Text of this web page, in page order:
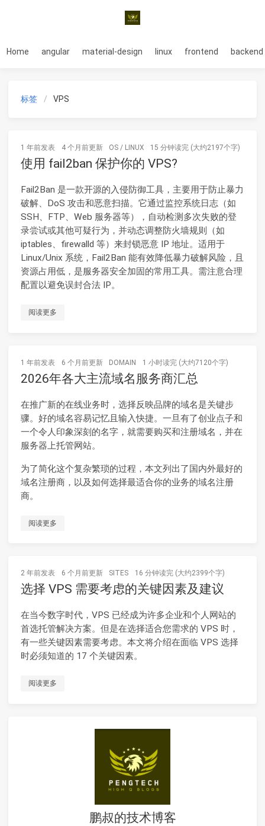
Home angular material-design linux frontend backend
标签 VPS
1 年前发表 4 个月前更新 OS / LINUX 15 分钟读完 (大约2197个字)
使用 fail2ban 保护你的 VPS?
Fail2Ban 是一款开源的入侵防御工具，主要用于防止暴力
破解、DoS 攻击和恶意扫描。它通过监控系统日志（如
SSH、FTP、Web 服务器等），自动检测多次失败的登
录尝试或其他可疑行为，并动态调整防火墙规则（如
iptables、firewalld 等）来封锁恶意 IP 地址。适用于
Linux/Unix 系统，Fail2Ban 能有效降低暴力破解风险，且
资源占用低，是服务器安全加固的常用工具。需注意合理
配置以避免误封合法 IP。
阅读更多
1 年前发表 6 个月前更新 DOMAIN 1 小时读完 (大约7120个字)
2026年各大主流域名服务商汇总
在推广新的在线业务时，选择反映品牌的域名是关键步
骤。好的域名容易记忆且输入快捷。一旦有了创业点子和
一个令人印象深刻的名字，就需要购买和注册域名，并在
服务器上托管网站。
为了简化这个复杂繁琐的过程，本文列出了国内外最好的
域名注册商，以及如何选择最适合你的业务的域名注册
商。
阅读更多
2 年前发表 6 个月前更新 SITES 16 分钟读完 (大约2399个字)
选择 VPS 需要考虑的关键因素及建议
在当今数字时代，VPS 已经成为许多企业和个人网站的
首选托管解决方案。但是在选择适合您需求的 VPS 时，
有一些关键因素需要考虑。本文将介绍在面临 VPS 选择
时必须知道的 17 个关键因素。
阅读更多
鹏叔的技术博客